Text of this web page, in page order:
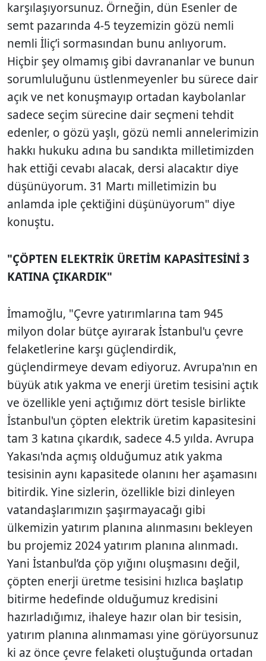
karşılaşıyorsunuz. Örneğin, dün Esenler de
semt pazarında 4-5 teyzemizin gözü nemli
nemli İliç’i sormasından bunu anlıyorum.
Hiçbir şey olmamış gibi davrananlar ve bunun
sorumluluğunu üstlenmeyenler bu sürece dair
açık ve net konuşmayıp ortadan kaybolanlar
sadece seçim sürecine dair seçmeni tehdit
edenler, o gözü yaşlı, gözü nemli annelerimizin
hakkı hukuku adına bu sandıkta milletimizden
hak ettiği cevabı alacak, dersi alacaktır diye
düşünüyorum. 31 Martı milletimizin bu
anlamda iple çektiğini düşünüyorum" diye
konuştu.
"ÇÖPTEN ELEKTRİK ÜRETİM KAPASİTESİNİ 3
KATINA ÇIKARDIK"
İmamoğlu, "Çevre yatırımlarına tam 945
milyon dolar bütçe ayırarak İstanbul'u çevre
felaketlerine karşı güçlendirdik,
güçlendirmeye devam ediyoruz. Avrupa'nın en
büyük atık yakma ve enerji üretim tesisini açtık
ve özellikle yeni açtığımız dört tesisle birlikte
İstanbul'un çöpten elektrik üretim kapasitesini
tam 3 katına çıkardık, sadece 4.5 yılda. Avrupa
Yakası'nda açmış olduğumuz atık yakma
tesisinin aynı kapasitede olanını her aşamasını
bitirdik. Yine sizlerin, özellikle bizi dinleyen
vatandaşlarımızın şaşırmayacağı gibi
ülkemizin yatırım planına alınmasını bekleyen
bu projemiz 2024 yatırım planına alınmadı.
Yani İstanbul’da çöp yığını oluşmasını değil,
çöpten enerji üretme tesisini hızlıca başlatıp
bitirme hedefinde olduğumuz kredisini
hazırladığımız, ihaleye hazır olan bir tesisin,
yatırım planına alınmaması yine görüyorsunuz
ki az önce çevre felaketi oluştuğunda ortadan